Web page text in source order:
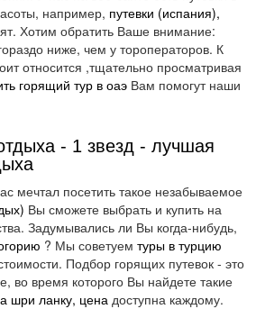
например, путевки (испания),
Хотим обратить Ваше внимание:
ниже, чем у тороператоров. К
относится ,тщательно просматривая
горящий тур в оаэ Вам помогут наши
- 1 звезд - лучшая
мечтал посетить такое незабываемое
Вы сможете выбрать и купить на
Задумывались ли Вы когда-нибудь,
? Мы советуем туры в турцию
Подбор горящих путевок - это
во время которого Вы найдете такие
шри ланку, ценадоступна каждому.